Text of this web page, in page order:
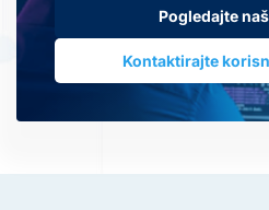
Pogledajte
Kontaktirajte